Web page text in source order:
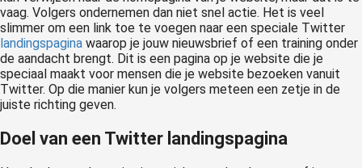
vaag. Volgers ondernemen dan niet snel actie. Het is veel
slimmer om een link toe te voegen naar een speciale Twitter
landingspagina waarop je jouw nieuwsbrief of een training onder
de aandacht brengt. Dit is een pagina op je website die je
speciaal maakt voor mensen die je website bezoeken vanuit
Twitter. Op die manier kun je volgers meteen een zetje in de
juiste richting geven.
Doel van een Twitter landingspagina